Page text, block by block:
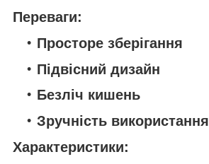
Переваги:
Просторе зберігання
Підвісний дизайн
Безліч кишень
Зручність використання
Характеристики: